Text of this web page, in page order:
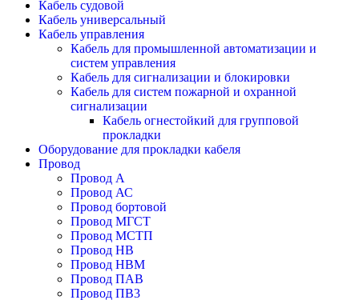
Кабель судовой
Кабель универсальный
Кабель управления
Кабель для промышленной автоматизации и
систем управления
Кабель для сигнализации и блокировки
Кабель для систем пожарной и охранной
сигнализации
Кабель огнестойкий для групповой
прокладки
Оборудование для прокладки кабеля
Провод
Провод А
Провод АС
Провод бортовой
Провод МГСТ
Провод МСТП
Провод НВ
Провод НВМ
Провод ПАВ
Провод ПВ3